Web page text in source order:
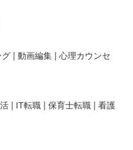
グ | 動画編集 | 心理カウンセ
| IT転職 | 保育士転職 | 看護